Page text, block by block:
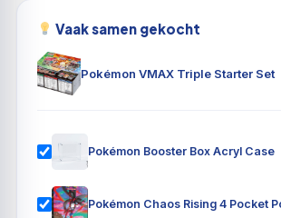
Vaak samen gekocht
Pokémon VMAX Triple Starter Set
Pokémon Booster Box Acryl Case
Pokémon Chaos Rising 4 Pocket